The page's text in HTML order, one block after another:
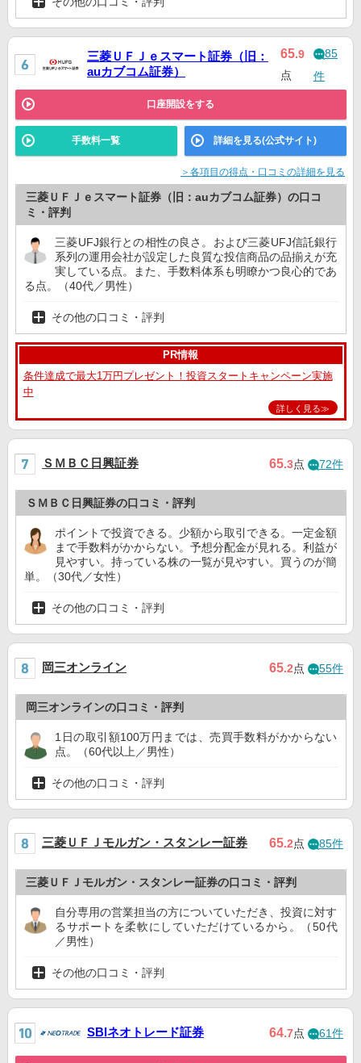
三菱ＵＦＪｅスマート証券（旧：
auカブコム証券）
65.9
点
85
件
口座開設をする
手数料一覧 詳細を見る(公式サイト)
＞各項目の得点・口コミの詳細を見る
三菱ＵＦＪｅスマート証券（旧：auカブコム証券）の口コ
ミ・評判
三菱UFJ銀行との相性の良さ。および三菱UFJ信託銀行
系列の運用会社が設定した良質な投信商品の品揃えが充
実している点。また、手数料体系も明瞭かつ良心的であ
る点。（40代／男性）
その他の口コミ・評判
PR情報
条件達成で最大1万円プレゼント！投資スタートキャンペーン実施
中
詳しく見る≫
ＳＭＢＣ日興証券 65.3点 72件
ＳＭＢＣ日興証券の口コミ・評判
ポイントで投資できる。少額から取引できる。一定金額
まで手数料がかからない。予想分配金が見れる。利益が
見やすい。持っている株の一覧が見やすい。買うのが簡
単。（30代／女性）
その他の口コミ・評判
岡三オンライン 65.2点 55件
岡三オンラインの口コミ・評判
1日の取引額100万円までは、売買手数料がかからない
点。（60代以上／男性）
その他の口コミ・評判
三菱ＵＦＪモルガン・スタンレー証券 65.2点 85件
三菱ＵＦＪモルガン・スタンレー証券の口コミ・評判
自分専用の営業担当の方についていただき、投資に対す
るサポートを柔軟にしていただけているから。（50代
／男性）
その他の口コミ・評判
SBIネオトレード証券 64.7点 61件